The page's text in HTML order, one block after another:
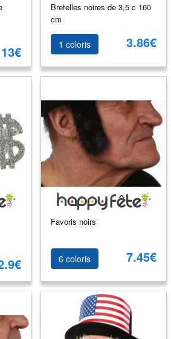
13€
Bretelles noires de 3,5 c 160
cm
1 coloris 3.86€
Favoris noirs
6 coloris 7.45€